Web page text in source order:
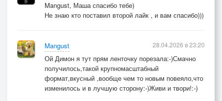
Mangust, Маша спасибо тебе)
Не знаю кто поставил второй лайк , и вам спасибо)))
Mangust
Ой Димон я тут прям ленточку порезала:-)Смачно
получилось,такой крупномасштабный
формат,вкусный ,вообще чем то новым повеяло,что
изменилось и в лучшую сторону:-)Живи и твори!:-)
28.04.2026 в 23:20